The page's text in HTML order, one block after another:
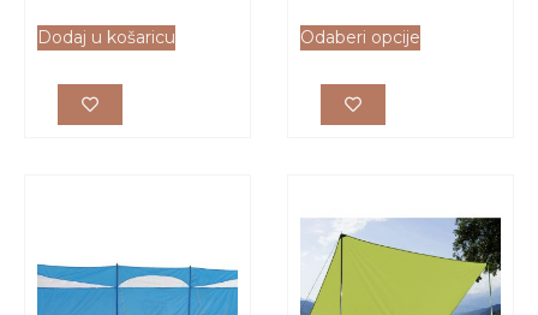
Dodaj u košaricu Odaberi opcije